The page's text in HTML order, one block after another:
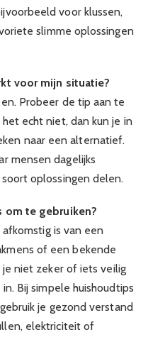
voor klussen,
slimme oplossingen
voor mijn situatie?
Probeer de tip aan te
echt niet, dan kun je in
naar een alternatief.
mensen dagelijks
oplossingen delen.
om te gebruiken?
is van een
of een bekende
niet zeker of iets veilig
Bij simpele huishoudtips
je gezond verstand
elektriciteit of